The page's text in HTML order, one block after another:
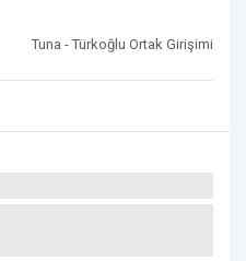
Tuna - Türkoğlu Ortak Girişimi